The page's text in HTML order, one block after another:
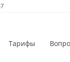
Тарифы